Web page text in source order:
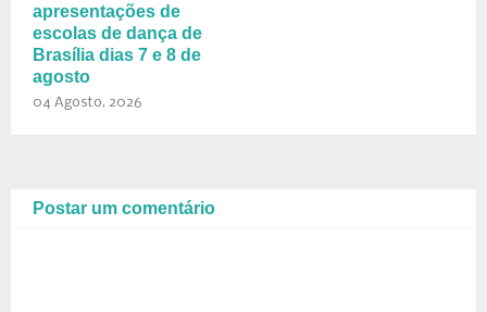
apresentações de
escolas de dança de
Brasília dias 7 e 8 de
agosto
04 Agosto, 2026
Postar um comentário